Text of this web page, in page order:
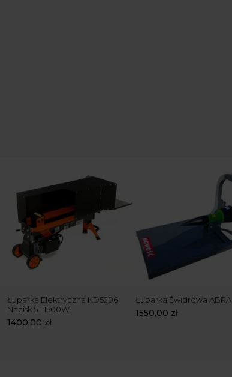
Łuparka Elektryczna KD5206
Nacisk 5T 1500W
1400,00 zł
Łuparka Świdrowa ABRA
1550,00 zł